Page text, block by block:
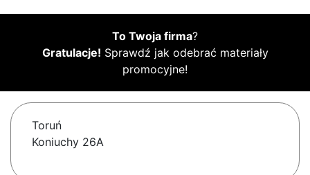
To Twoja firma?
Gratulacje! Sprawdź jak odebrać materiały
promocyjne!
Toruń
Koniuchy 26A